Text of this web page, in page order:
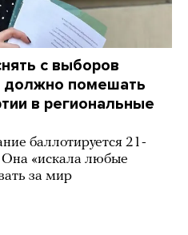
с выборов
должно помешать
в региональные
баллотируется 21-
«искала любые
за мир